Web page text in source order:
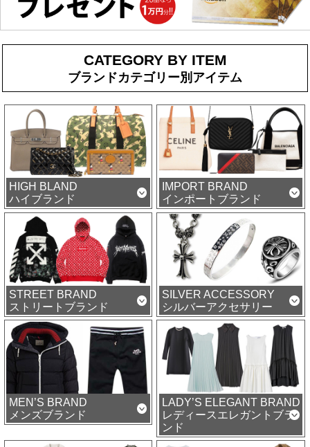
CATEGORY BY ITEM
ブランドカテゴリー別アイテム
HIGH BLAND
ハイブランド
IMPORT BRAND
インポートブランド
STREET BRAND
ストリートブランド
SILVER ACCESSORY
シルバーアクセサリー
MEN’S BRAND
メンズブランド
LADY’S ELEGANT BRAND
レディースエレガントブラ
ンド